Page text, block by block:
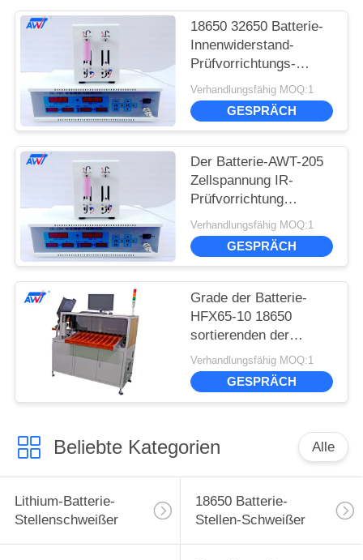
18650 32650 Batterie-
Innenwiderstand-
Prüfvorrichtungs-
Lithium-Batterie-
Zellspannung IR-
Prüfvorrichtung
Verhandlungsfähig MOQ:1
GESPRÄCH
Der Batterie-AWT-205
Zellspannung IR-
Prüfvorrichtung
Widerstand-der
Prüfvorrichtungs-18650
der Lithium-Batterie-
Verhandlungsfähig MOQ:1
GESPRÄCH
Grade der Batterie-
HFX65-10 18650
sortierenden der
Maschinen-10
strukturieren mit voller
Warnungs-Funktion
Verhandlungsfähig MOQ:1
GESPRÄCH
Beliebte Kategorien Alle
Lithium-Batterie-
Stellenschweißer
18650 Batterie-
Stellen-Schweißer